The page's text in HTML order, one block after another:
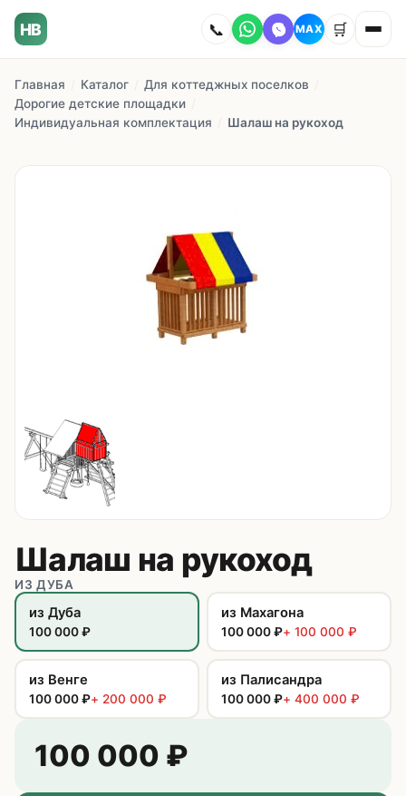
HB 📞 MAX 🛒
Главная
8 (495) 235-24-00
8 (925) 314-00-50
Zakaz.HappyBaby2000@ya.ru
Главная Каталог Для коттеджных поселков
Дорогие детские площадки
Индивидуальная комплектация
Шалаш на рукоход
Шалаш на рукоход
ИЗ ДУБА
из Дуба
100 000₽
из Махагона
100 000₽+ 100 000 ₽
из Венге
100 000₽+ 200 000 ₽
из Палисандра
100 000₽+ 400 000 ₽
100 000 ₽